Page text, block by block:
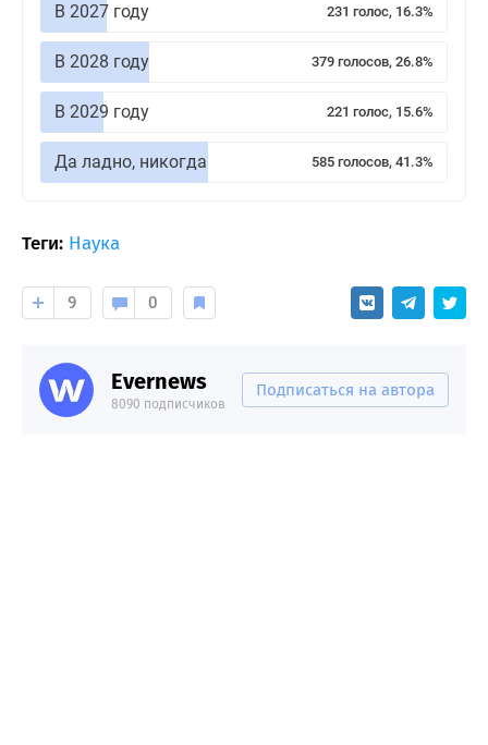
В 2027 году 231 голос, 16.3%
В 2028 году 379 голосов, 26.8%
В 2029 году 221 голос, 15.6%
Да ладно, никогда 585 голосов, 41.3%
Теги: Наука
9 0
Evernews
8090 подписчиков
Подписаться на автора